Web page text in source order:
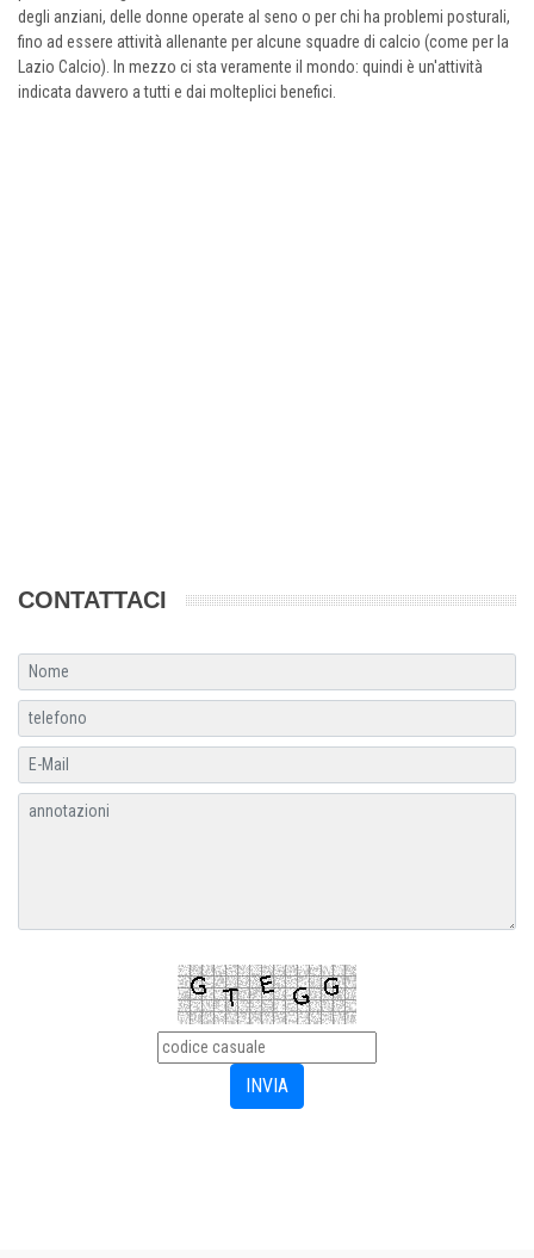
degli anziani, delle donne operate al seno o per chi ha problemi posturali,
fino ad essere attività allenante per alcune squadre di calcio (come per la
Lazio Calcio). In mezzo ci sta veramente il mondo: quindi è un'attività
indicata davvero a tutti e dai molteplici benefici.
CONTATTACI